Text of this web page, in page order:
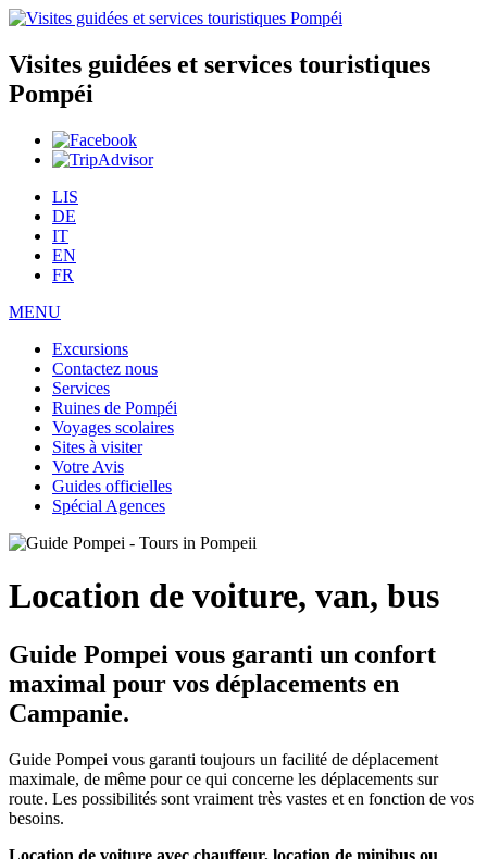
Visites guidées et services touristiques
Pompéi
LIS
DE
IT
EN
FR
MENU
Excursions
Contactez nous
Services
Ruines de Pompéi
Voyages scolaires
Sites à visiter
Votre Avis
Guides officielles
Spécial Agences
Location de voiture, van, bus
Guide Pompei vous garanti un confort
maximal pour vos déplacements en
Campanie.
Guide Pompei vous garanti toujours un facilité de déplacement
maximale, de même pour ce qui concerne les déplacements sur
route. Les possibilités sont vraiment très vastes et en fonction de vos
besoins.
Location de voiture avec chauffeur, location de minibus ou